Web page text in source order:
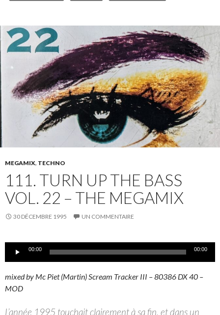
MEGAMIX, TECHNO
111. TURN UP THE BASS
VOL. 22 – THE MEGAMIX
30 DÉCEMBRE 1995 UN COMMENTAIRE
Lecteur00:00 00:00
mixed by Mc Piet (Martin) Scream Tracker III – 80386 DX 40 –
MOD
L’année 1995 touchait clairement à sa fin, et dans un